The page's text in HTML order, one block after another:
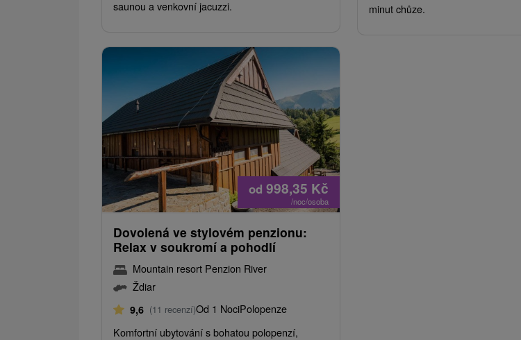
saunou a venkovní jacuzzi.
minut chůze.
od 998,35 Kč
/noc/osoba
Dovolená ve stylovém penzionu:
Relax v soukromí a pohodlí
Mountain resort Penzion River
Ždiar
9,6 (11 recenzí)Od 1 NociPolopenze
Komfortní ubytování s bohatou polopenzí,